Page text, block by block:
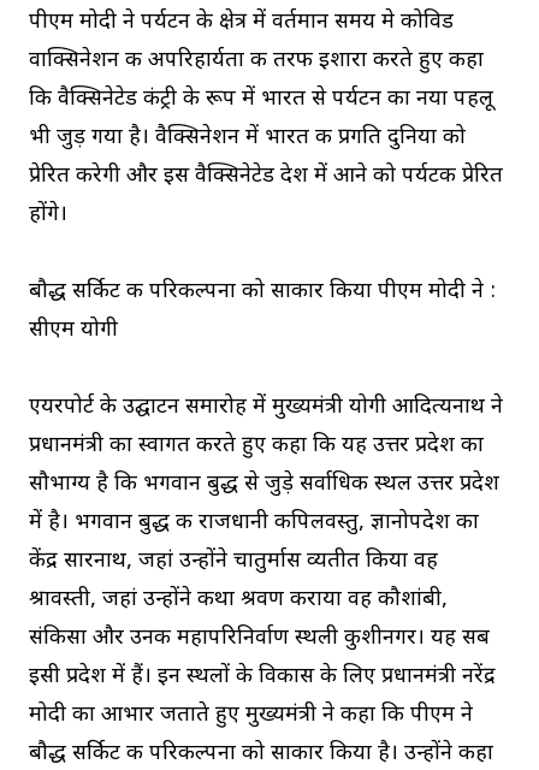
पीएम मोदी ने पर्यटन के क्षेत्र में वर्तमान समय मे कोविड
वाक्सिनेशन की अपरिहार्यता की तरफ इशारा करते हुए कहा
कि वैक्सिनेटेड कंट्री के रूप में भारत से पर्यटन का नया पहलू
भी जुड़ गया है। वैक्सिनेशन में भारत की प्रगति दुनिया को
प्रेरित करेगी और इस वैक्सिनेटेड देश में आने को पर्यटक प्रेरित
होंगे।
बौद्ध सर्किट की परिकल्पना को साकार किया पीएम मोदी ने :
सीएम योगी
एयरपोर्ट के उद्घाटन समारोह में मुख्यमंत्री योगी आदित्यनाथ ने
प्रधानमंत्री का स्वागत करते हुए कहा कि यह उत्तर प्रदेश का
सौभाग्य है कि भगवान बुद्ध से जुड़े सर्वाधिक स्थल उत्तर प्रदेश
में है। भगवान बुद्ध की राजधानी कपिलवस्तु, ज्ञानोपदेश का
केंद्र सारनाथ, जहां उन्होंने चातुर्मास व्यतीत किया वह
श्रावस्ती, जहां उन्होंने कथा श्रवण कराया वह कौशांबी,
संकिसा और उनकी महापरिनिर्वाण स्थली कुशीनगर। यह सब
इसी प्रदेश में हैं। इन स्थलों के विकास के लिए प्रधानमंत्री नरेंद्र
मोदी का आभार जताते हुए मुख्यमंत्री ने कहा कि पीएम ने
बौद्ध सर्किट की परिकल्पना को साकार किया है। उन्होंने कहा